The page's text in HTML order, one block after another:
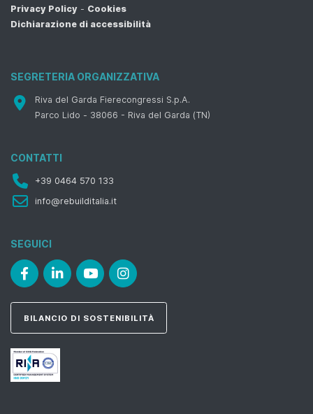
Privacy Policy - Cookies
Dichiarazione di accessibilità
SEGRETERIA ORGANIZZATIVA
Riva del Garda Fierecongressi S.p.A.
Parco Lido - 38066 - Riva del Garda (TN)
CONTATTI
+39 0464 570 133
info@rebuilditalia.it
SEGUICI
BILANCIO DI SOSTENIBILITÀ